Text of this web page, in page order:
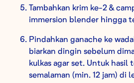
Tambahkan krim ke-2 &
immersion blender hingga
Pindahkan ganache ke
biarkan dingin sebelum
kulkas agar set. Untuk hasil
semalaman (min. 12 jam) di